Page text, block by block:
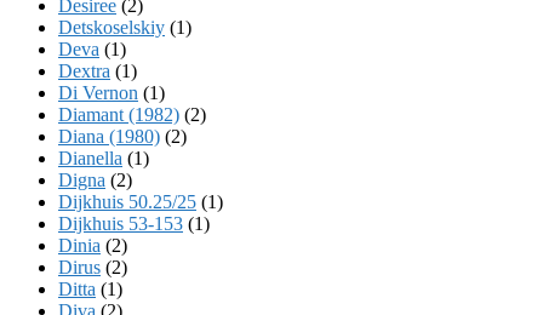
Desiree (2)
Detskoselskiy (1)
Deva (1)
Dextra (1)
Di Vernon (1)
Diamant (1982) (2)
Diana (1980) (2)
Dianella (1)
Digna (2)
Dijkhuis 50.25/25 (1)
Dijkhuis 53-153 (1)
Dinia (2)
Dirus (2)
Ditta (1)
Diva (2)